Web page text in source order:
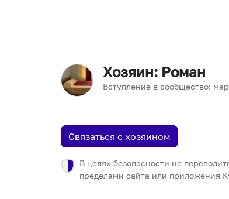
Хозяин: Роман
Вступление в сообщество:
Связаться с хозяином
В целях безопасности не
пределами сайта или приложения